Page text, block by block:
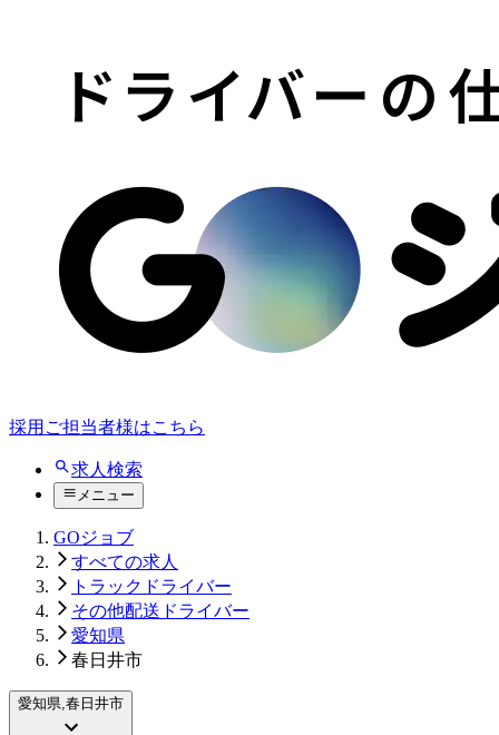
採用ご担当者様はこちら
求人検索
メニュー
GOジョブ
すべての求人
トラックドライバー
その他配送ドライバー
愛知県
春日井市
愛知県,春日井市